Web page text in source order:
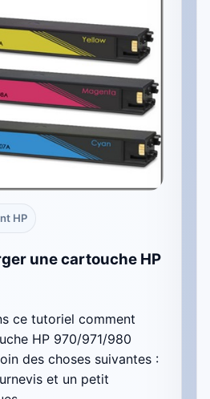
HP
une cartouche HP
ce tutoriel comment
HP 970/971/980
des choses suivantes :
et un petit